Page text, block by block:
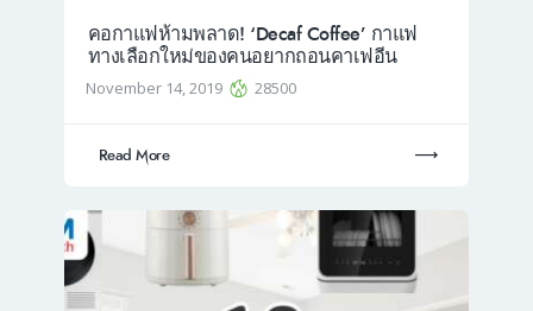
คอกาแฟห้ามพลาด! ‘Decaf Coffee’ กาแฟ
ทางเลือกใหม่ของคนอยากถอนคาเฟอีน
November 14, 2019 28500
Read More